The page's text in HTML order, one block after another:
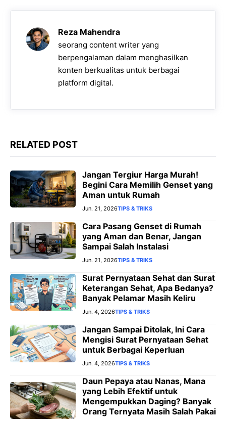
b s
A
p
g
r
a
m
e
n
g
e
r
L
i
n
k
Reza Mahendra
seorang content writer yang
berpengalaman dalam menghasilkan
konten berkualitas untuk berbagai
platform digital.
RELATED POST
Jangan Tergiur Harga Murah!
Begini Cara Memilih Genset yang
Aman untuk Rumah
Jun. 21, 2026TIPS & TRIKS
Cara Pasang Genset di Rumah
yang Aman dan Benar, Jangan
Sampai Salah Instalasi
Jun. 21, 2026TIPS & TRIKS
Surat Pernyataan Sehat dan Surat
Keterangan Sehat, Apa Bedanya?
Banyak Pelamar Masih Keliru
Jun. 4, 2026TIPS & TRIKS
Jangan Sampai Ditolak, Ini Cara
Mengisi Surat Pernyataan Sehat
untuk Berbagai Keperluan
Jun. 4, 2026TIPS & TRIKS
Daun Pepaya atau Nanas, Mana
yang Lebih Efektif untuk
Mengempukkan Daging? Banyak
Orang Ternyata Masih Salah Pakai